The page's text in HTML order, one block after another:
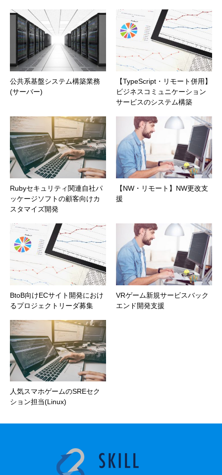
公共系基盤システム構築業務
(サーバー)
【TypeScript・リモート併用】
ビジネスコミュニケーション
サービスのシステム構築
Rubyセキュリティ関連自社パ
ッケージソフトの顧客向けカ
スタマイズ開発
【NW・リモート】NW更改支
援
BtoB向けECサイト開発におけ
るプロジェクトリーダ募集
VRゲーム新規サービスバック
エンド開発支援
人気スマホゲームのSREセク
ション担当(Linux)